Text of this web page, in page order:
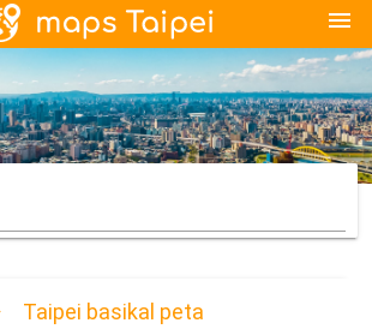
menu
Taipei basikal peta